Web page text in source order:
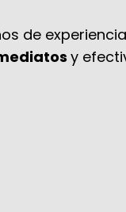
de
y